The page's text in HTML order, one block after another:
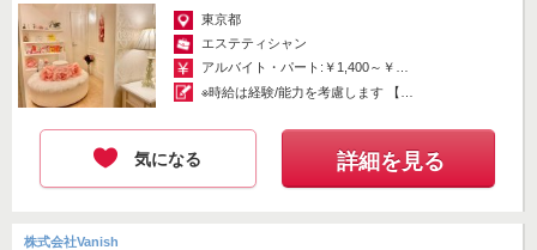
東京都
エステティシャン
アルバイト・パート:￥1,400～￥2,000
気になる 詳細を見る
株式会社Vanish